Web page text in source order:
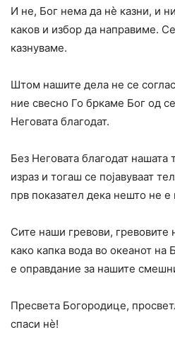
И не, Бог нема да нè казни, и
каков и избор да направиме.
казнуваме.
Штом нашите дела не се
ние свесно Го бркаме Бог од
Неговата благодат.
Без Неговата благодат нашата
израз и тогаш се појавуваат
прв показател дека нешто не е
Сите наши гревови, гревовите
како капка вода во океанот
е оправдание за нашите
Пресвета Богородице,
спаси нѐ!